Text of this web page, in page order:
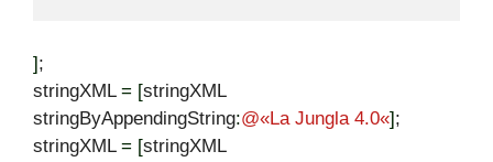
];
stringXML = [stringXML
stringByAppendingString:@«La Jungla 4.0«];
stringXML = [stringXML